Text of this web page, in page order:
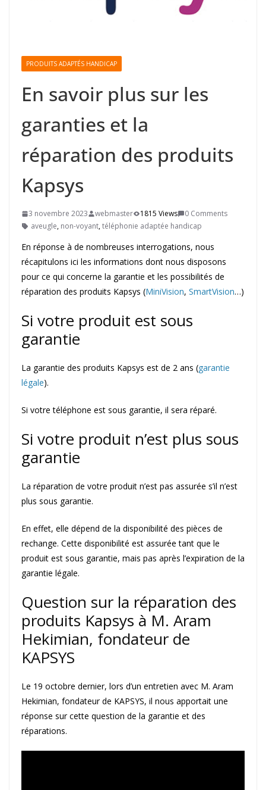
PRODUITS ADAPTÉS HANDICAP
En savoir plus sur les
garanties et la
réparation des produits
Kapsys
3 novembre 2023 webmaster 1815 Views
0 Comments
aveugle, non-voyant,téléphonie adaptée handicap
En réponse à de nombreuses interrogations, nous
récapitulons ici les informations dont nous disposons
pour ce qui concerne la garantie et les possibilités de
réparation des produits Kapsys (MiniVision, SmartVision…)
Si votre produit est sous
garantie
La garantie des produits Kapsys est de 2 ans (garantie
légale).
Si votre téléphone est sous garantie, il sera réparé.
Si votre produit n’est plus sous
garantie
La réparation de votre produit n’est pas assurée s’il n’est
plus sous garantie.
En effet, elle dépend de la disponibilité des pièces de
rechange. Cette disponibilité est assurée tant que le
produit est sous garantie, mais pas après l’expiration de la
garantie légale.
Question sur la réparation des
produits Kapsys à M. Aram
Hekimian, fondateur de
KAPSYS
Le 19 octobre dernier, lors d’un entretien avec M. Aram
Hekimian, fondateur de KAPSYS, il nous apportait une
réponse sur cette question de la garantie et des
réparations.